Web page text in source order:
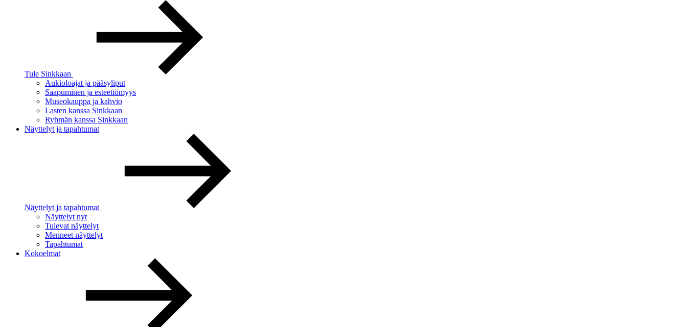
Tule Sinkkaan
Aukioloajat ja pääsyliput
Saapuminen ja esteettömyys
Museokauppa ja kahvio
Lasten kanssa Sinkkaan
Ryhmän kanssa Sinkkaan
Näyttelyt ja tapahtumat
Näyttelyt ja tapahtumat
Näyttelyt nyt
Tulevat näyttelyt
Menneet näyttelyt
Tapahtumat
Kokoelmat